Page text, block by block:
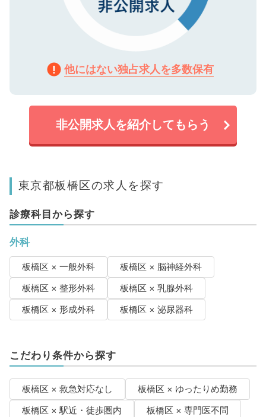
他にはない独占求人を多数保有
非公開求人を紹介してもらう
東京都板橋区の求人を探す
診療科目から探す
外科
板橋区 × 一般外科
板橋区 × 脳神経外科
板橋区 × 整形外科
板橋区 × 乳腺外科
板橋区 × 形成外科
板橋区 × 泌尿器科
こだわり条件から探す
板橋区 × 救急対応なし
板橋区 × ゆったりめ勤務
板橋区 × 駅近・徒歩圏内
板橋区 × 専門医不問